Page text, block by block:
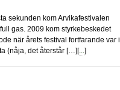
sekunden kom Arvikafestivalen
gas. 2009 kom styrkebeskedet
när årets festival fortfarande var i
(nåja, det återstår […][...]